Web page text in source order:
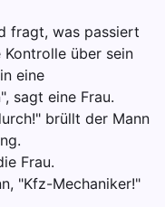
fragt, was passiert
über sein
eine
sagt eine Frau.
brüllt der Mann
Frau.
"Kfz-Mechaniker!"